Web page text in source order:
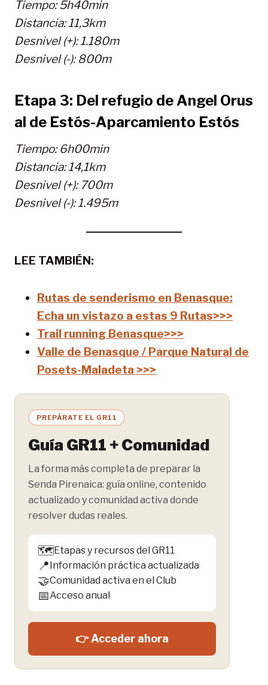
Tiempo: 5h40min
Distancia: 11,3km
Desnivel (+): 1.180m
Desnivel (-): 800m
Etapa 3: Del refugio de Angel Orus
al de Estós-Aparcamiento Estós
Tiempo: 6h00min
Distancia: 14,1km
Desnivel (+): 700m
Desnivel (-): 1.495m
LEE TAMBIÉN:
Rutas de senderismo en Benasque:
Echa un vistazo a estas 9 Rutas>>>
Trail running Benasque>>>
Valle de Benasque / Parque Natural de
Posets-Maladeta >>>
PREPÁRATE EL GR11
Guía GR11 + Comunidad
La forma más completa de preparar la
Senda Pirenaica: guía online, contenido
actualizado y comunidad activa donde
resolver dudas reales.
🗺️Etapas y recursos del GR11
📍Información práctica actualizada
🤝Comunidad activa en el Club
📅Acceso anual
👉 Acceder ahora